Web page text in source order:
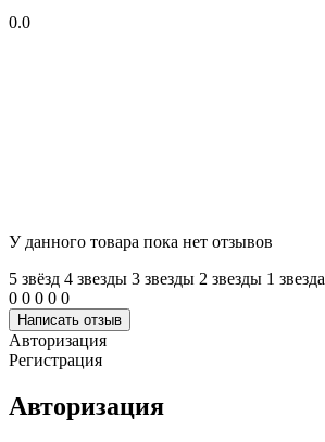
0.0
У данного товара пока нет отзывов
5 звёзд 4 звeзды 3 звeзды 2 звeзды 1 звeзда
0 0 0 0 0
Написать отзыв
Авторизация
Регистрация
Авторизация